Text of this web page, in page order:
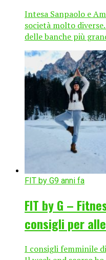
Intesa Sanpaolo e
società molto
delle banche più
FIT by G9 anni fa
FIT by G –
consigli per
I consigli femminile